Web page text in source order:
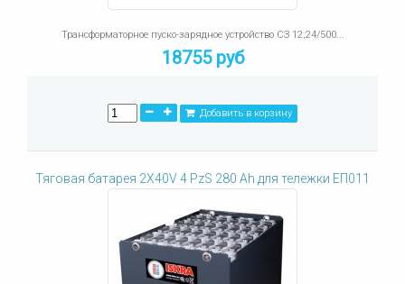
Трансформаторное пуско-зарядное устройство СЗ 12;24/500...
18755 руб
Добавить в корзину
Тяговая батарея 2X40V 4 PzS 280 Ah для тележки ЕП011